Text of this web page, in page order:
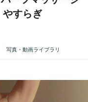
すらぎ
写真・動画ライブラリ